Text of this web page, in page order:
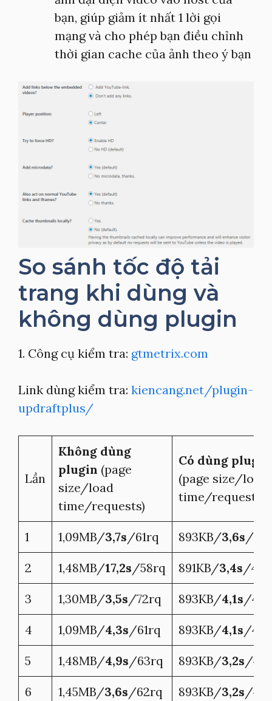
bạn, giúp giảm ít nhất 1 lời gọi
mạng và cho phép bạn điều chỉnh
thời gian cache của ảnh theo ý bạn
So sánh tốc độ tải
trang khi dùng và
không dùng plugin
1. Công cụ kiểm tra: gtmetrix.com
Link dùng kiểm tra: kiencang.net/plugin-
updraftplus/
Lần
Không dùng
plugin (page
size/load
time/requests)
Có dùng plugin
(page size/load
time/requests)
1 1,09MB/3,7s /61rq 893KB/3,6s /
2 1,48MB/17,2s /58rq 891KB/3,4s /
3 1,30MB/3,5s /72rq 893KB/4,1s /
4 1,09MB/4,3s /61rq 893KB/4,1s /
5 1,48MB/4,9s /63rq 893KB/3,2s /
6 1,45MB/3,6s /62rq 893KB/3,2s /